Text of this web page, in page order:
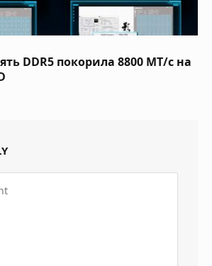
DDR5 покорила 8800 МТ/с на